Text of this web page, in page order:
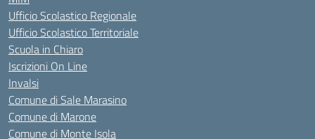
Ufficio Scolastico Regionale
Ufficio Scolastico Territoriale
Scuola in Chiaro
Iscrizioni On Line
Invalsi
Comune di Sale Marasino
Comune di Marone
Comune di Monte Isola